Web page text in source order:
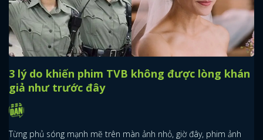
3 lý do khiến phim TVB không được lòng khán
giả như trước đây
Từng phủ sóng mạnh mẽ trên màn ảnh nhỏ, giờ đây, phim ảnh